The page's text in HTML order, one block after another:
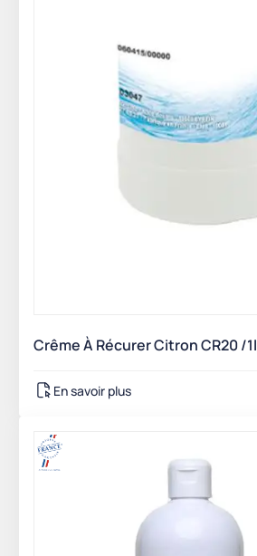
Crême À Récurer Citron CR20 /1l
En savoir plus